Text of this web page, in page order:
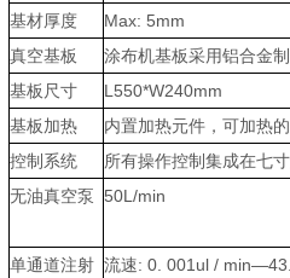
基材厚度
Max: 5mm
真空基板
涂布机基板采用铝合金
基板尺寸
L550*W240mm
基板加热
内置加热元件，可加热
控制系统
所有操作控制集成在七
无油真空泵 50L/min
单通道注射 流速: 0. 001ul /